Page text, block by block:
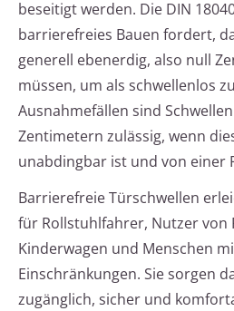
beseitigt werden. Die DIN
barrierefreies Bauen fordert,
generell ebenerdig, also null
müssen, um als schwellenlos
Ausnahmefällen sind
Zentimetern zulässig, wenn
unabdingbar ist und von einer
Barrierefreie Türschwellen
für Rollstuhlfahrer, Nutzer von
Kinderwagen und Menschen
Einschränkungen. Sie sorgen
zugänglich, sicher und